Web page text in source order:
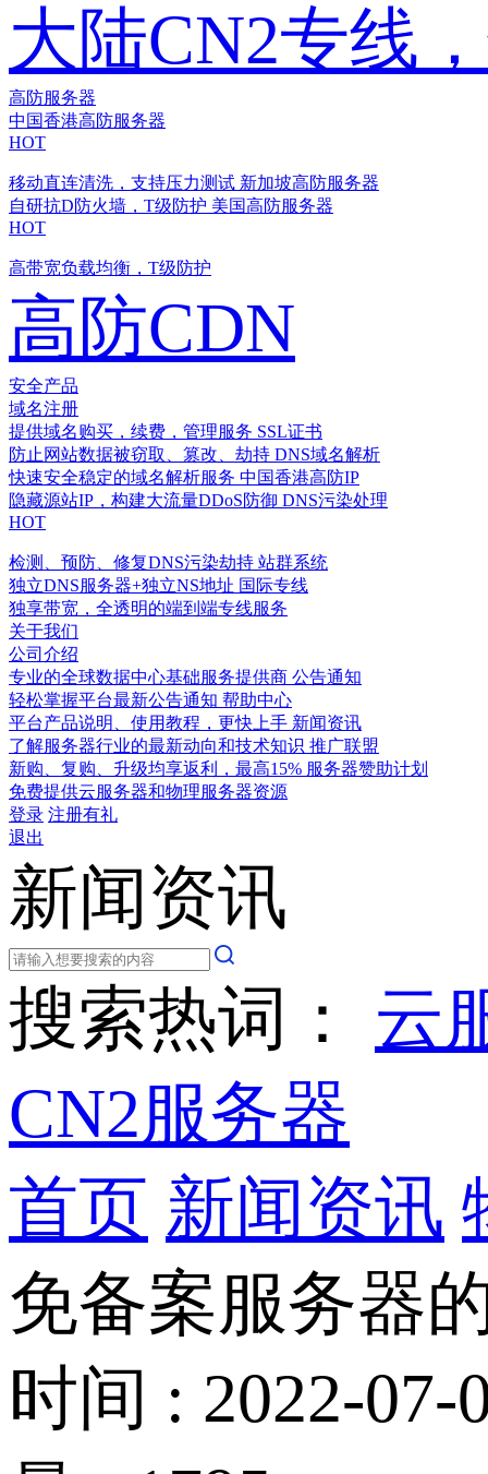
大陆CN2专线
高防服务器
中国香港高防服务器
HOT
移动直连清洗，支持压力测试 新加坡高防服务器
自研抗D防火墙，T级防护 美国高防服务器
HOT
高带宽负载均衡，T级防护
高防CDN
安全产品
域名注册
提供域名购买，续费，管理服务 SSL证书
防止网站数据被窃取、篡改、劫持 DNS域名解析
快速安全稳定的域名解析服务 中国香港高防IP
隐藏源站IP，构建大流量DDoS防御 DNS污染处理
HOT
检测、预防、修复DNS污染劫持 站群系统
独立DNS服务器+独立NS地址 国际专线
独享带宽，全透明的端到端专线服务
关于我们
公司介绍
专业的全球数据中心基础服务提供商 公告通知
轻松掌握平台最新公告通知 帮助中心
平台产品说明、使用教程，更快上手 新闻资讯
了解服务器行业的最新动向和技术知识 推广联盟
新购、复购、升级均享返利，最高15% 服务器赞助计划
免费提供云服务器和物理服务器资源
登录 注册有礼
退出
新闻资讯
搜索热词： 云
CN2服务器
首页 新闻资讯
免备案服务器
时间 : 2022-07-